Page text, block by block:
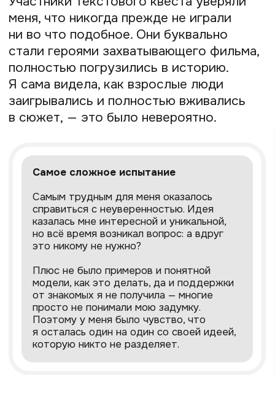
защищено авторское право, любой
сценарий можно зарегистрировать
официально. Я даже стала «Человеком
года 2020» в Шкофья-Лока и досрочно
получила вид на жительство за вклад
в развитие туризма. Сейчас у меня
ученики по всему миру, а я сама —
президент содружества «Квестомания».
настоящие квесты
игровые экскурсии и квесты — это
противоречащие друг другу понятия.
Во время экскурсии участники слушают
и задают вопросы, и игровой элемент,
даже если он есть, не играет главной
становятся главными героями. Например,
я встречаю их в роли переводчика, а они
по сюжету — первоклассные детективы,
которые с моей помощью будут вести
игровое следствие и добывать
информацию.
Игроки изучают факты и получают
нужные им для расследования сведения.